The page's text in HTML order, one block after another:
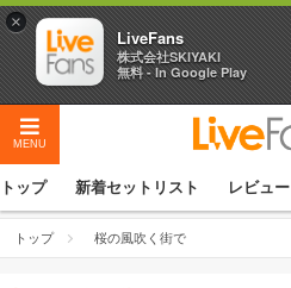
MENU
トップ 新着セットリスト レビュー
トップ 桜の風吹く街で
×
LiveFans
株式会社SKIYAKI
無料 - In Google Play